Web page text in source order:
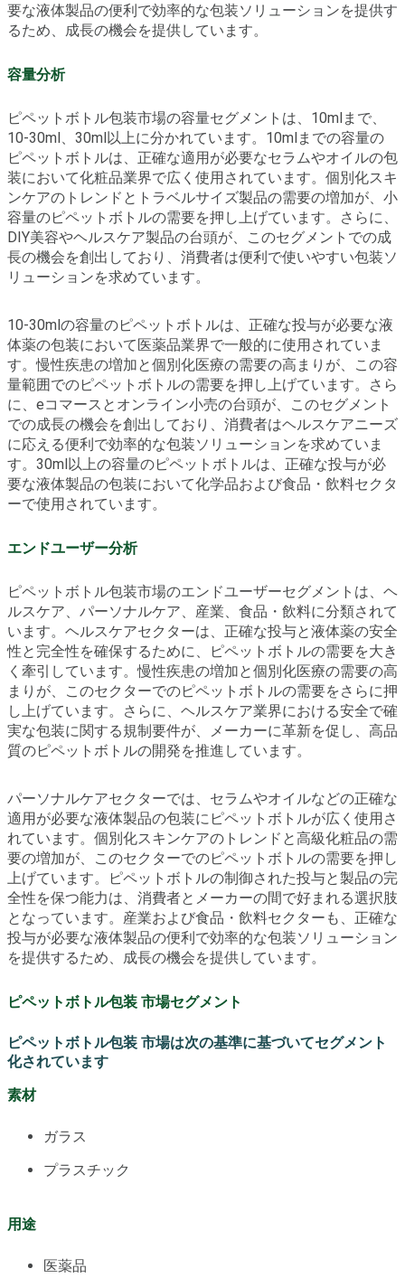
要な液体製品の便利で効率的な包装ソリューションを提供す
るため、成長の機会を提供しています。
容量分析
ピペットボトル包装市場の容量セグメントは、10mlまで、
10-30ml、30ml以上に分かれています。10mlまでの容量の
ピペットボトルは、正確な適用が必要なセラムやオイルの包
装において化粧品業界で広く使用されています。個別化スキ
ンケアのトレンドとトラベルサイズ製品の需要の増加が、小
容量のピペットボトルの需要を押し上げています。さらに、
DIY美容やヘルスケア製品の台頭が、このセグメントでの成
長の機会を創出しており、消費者は便利で使いやすい包装ソ
リューションを求めています。
10-30mlの容量のピペットボトルは、正確な投与が必要な液
体薬の包装において医薬品業界で一般的に使用されていま
す。慢性疾患の増加と個別化医療の需要の高まりが、この容
量範囲でのピペットボトルの需要を押し上げています。さら
に、eコマースとオンライン小売の台頭が、このセグメント
での成長の機会を創出しており、消費者はヘルスケアニーズ
に応える便利で効率的な包装ソリューションを求めていま
す。30ml以上の容量のピペットボトルは、正確な投与が必
要な液体製品の包装において化学品および食品・飲料セクタ
ーで使用されています。
エンドユーザー分析
ピペットボトル包装市場のエンドユーザーセグメントは、ヘ
ルスケア、パーソナルケア、産業、食品・飲料に分類されて
います。ヘルスケアセクターは、正確な投与と液体薬の安全
性と完全性を確保するために、ピペットボトルの需要を大き
く牽引しています。慢性疾患の増加と個別化医療の需要の高
まりが、このセクターでのピペットボトルの需要をさらに押
し上げています。さらに、ヘルスケア業界における安全で確
実な包装に関する規制要件が、メーカーに革新を促し、高品
質のピペットボトルの開発を推進しています。
パーソナルケアセクターでは、セラムやオイルなどの正確な
適用が必要な液体製品の包装にピペットボトルが広く使用さ
れています。個別化スキンケアのトレンドと高級化粧品の需
要の増加が、このセクターでのピペットボトルの需要を押し
上げています。ピペットボトルの制御された投与と製品の完
全性を保つ能力は、消費者とメーカーの間で好まれる選択肢
となっています。産業および食品・飲料セクターも、正確な
投与が必要な液体製品の便利で効率的な包装ソリューション
を提供するため、成長の機会を提供しています。
ピペットボトル包装 市場セグメント
ピペットボトル包装 市場は次の基準に基づいてセグメント
化されています
素材
ガラス
プラスチック
用途
医薬品